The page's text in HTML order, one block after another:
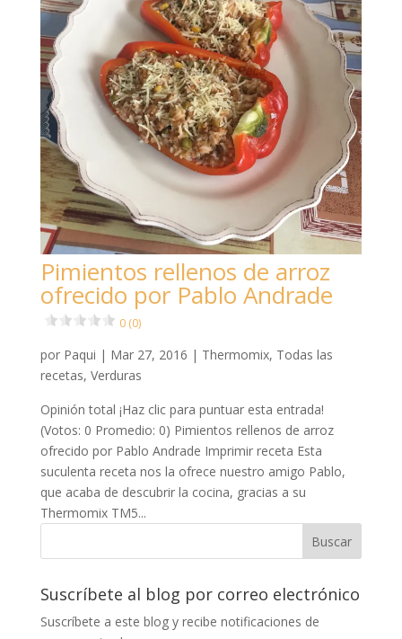
Pimientos rellenos de arroz
ofrecido por Pablo Andrade
0 (0)
por Paqui | Mar 27, 2016 | Thermomix, Todas las
recetas, Verduras
Opinión total ¡Haz clic para puntuar esta entrada!
(Votos: 0 Promedio: 0) Pimientos rellenos de arroz
ofrecido por Pablo Andrade Imprimir receta Esta
suculenta receta nos la ofrece nuestro amigo Pablo,
que acaba de descubrir la cocina, gracias a su
Thermomix TM5...
Suscríbete al blog por correo electrónico
Suscríbete a este blog y recibe notificaciones de